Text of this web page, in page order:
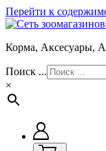
Перейти к
Корма, Аксесуары,
Поиск ...
×